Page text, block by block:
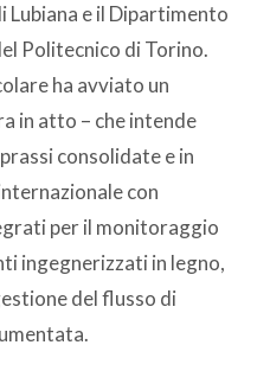
Lubiana e il Dipartimento
Politecnico di Torino.
ha avviato un
in atto – che intende
consolidate e in
con
per il monitoraggio
ingegnerizzati in legno,
del flusso di